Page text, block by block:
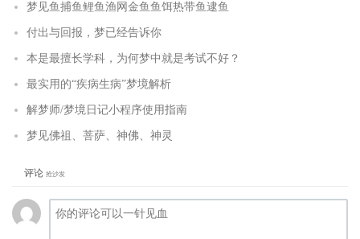
梦见鱼捕鱼鲤鱼渔网金鱼鱼饵热带鱼逮鱼
付出与回报，梦已经告诉你
本是最擅长学科，为何梦中就是考试不好？
最实用的“疾病生病”梦境解析
解梦师/梦境日记小程序使用指南
梦见佛祖、菩萨、神佛、神灵
评论 抢沙发